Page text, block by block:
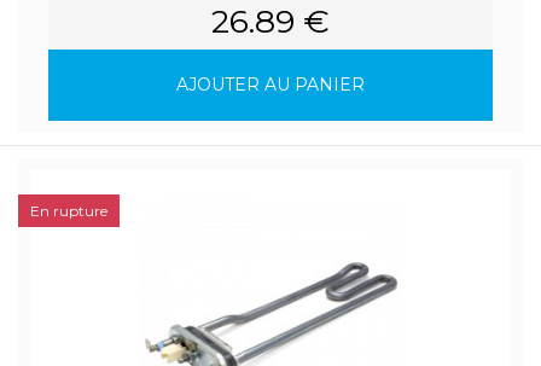
26.89 €
AJOUTER AU PANIER
En rupture